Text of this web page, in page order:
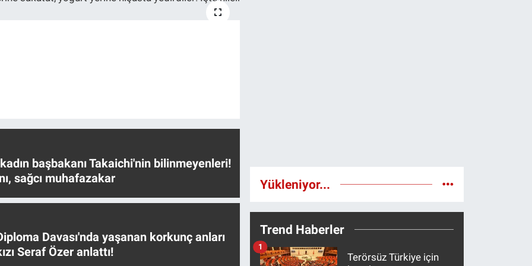
başbakanı Takaichi'nin bilinmeyenleri!
sağcı muhafazakar
Davası'nda yaşanan korkunç anları
Seraf Özer anlattı!
Yükleniyor...
Trend Haberler
Terörsüz Türkiye için
1